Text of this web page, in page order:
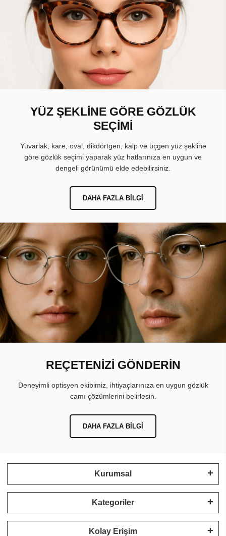
YÜZ ŞEKLİNE GÖRE GÖZLÜK
SEÇİMİ
Yuvarlak, kare, oval, dikdörtgen, kalp ve üçgen yüz şekline
göre gözlük seçimi yaparak yüz hatlarınıza en uygun ve
dengeli görünümü elde edebilirsiniz.
DAHA FAZLA BILGI
REÇETENİZİ GÖNDERİN
Deneyimli optisyen ekibimiz, ihtiyaçlarınıza en uygun gözlük
camı çözümlerini belirlesin.
DAHA FAZLA BILGI
Kurumsal
Kategoriler
Kolay Erişim